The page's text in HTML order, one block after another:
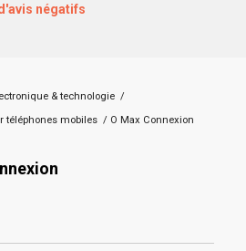
négatifs
& technologie /
téléphones mobiles / O Max Connexion